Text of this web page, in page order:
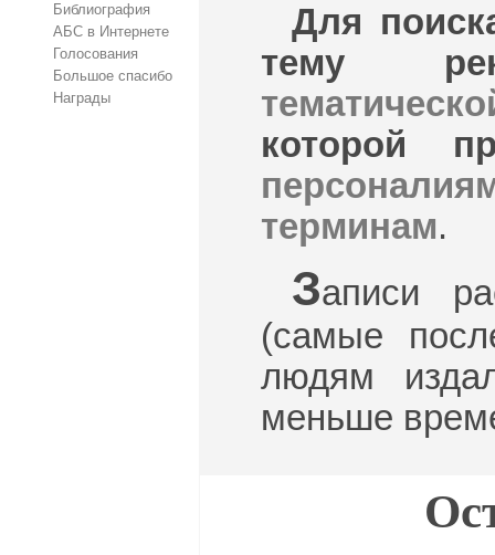
Библиография
АБС в Интернете
Голосования
Большое спасибо
Награды
Для
тему
которой
терминам.
Записи
(самые
людям
меньше